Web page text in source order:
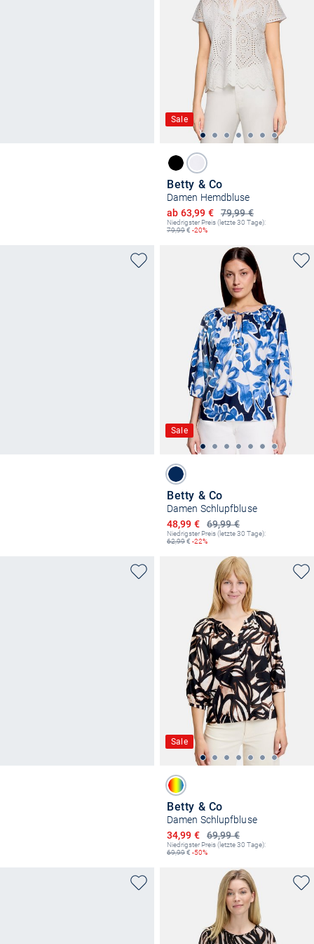
Sale
Betty & Co
Damen Hemdbluse
79,99 €
Ermäßigter Preis
ab 63,99 €
Niedrigster Preis (letzte 30 Tage):
79,99€ -20%
Sale
Betty & Co
Damen Schlupfbluse
69,99 €
Ermäßigter Preis
48,99 €
Niedrigster Preis (letzte 30 Tage):
62,99€ -22%
Sale
Betty & Co
Damen Schlupfbluse
69,99 €
Ermäßigter Preis
34,99 €
Niedrigster Preis (letzte 30 Tage):
69,99€ -50%